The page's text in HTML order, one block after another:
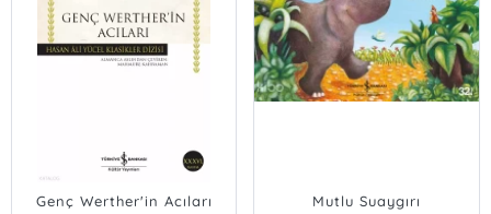
Genç Werther'in Acıları Mutlu Suaygırı